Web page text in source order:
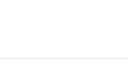
der Iliosakralgelenke